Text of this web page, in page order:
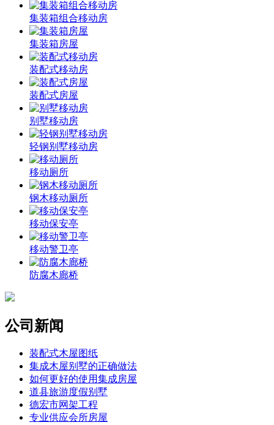
集装箱组合移动房
集装箱房屋
装配式移动房
装配式房屋
别墅移动房
轻钢别墅移动房
移动厕所
钢木移动厕所
移动保安亭
移动警卫亭
防腐木廊桥
公司新闻
装配式木屋图纸
集成木屋别墅的正确做法
如何更好的使用集成房屋
道县旅游度假别墅
德宏市网架工程
专业供应会所房屋